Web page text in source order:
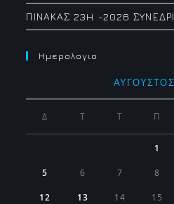
ΠΙΝΑΚΑΣ 23H -2026
Ημερολογιο
ΑΎΓΟΥΣΤΟΣ
Δ Τ Τ Π
1
5 6 7 8
12 13 14 15